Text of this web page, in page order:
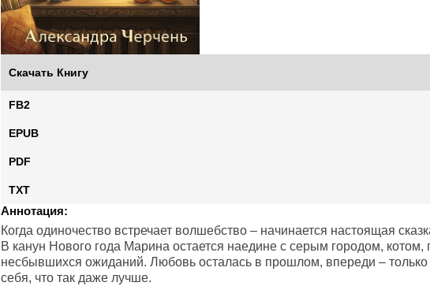
Скачать Книгу
FB2
EPUB
PDF
TXT
Аннотация:
Когда одиночество встречает волшебство – начинается настоящая
В канун Нового года Марина остается наедине с серым городом, котом,
несбывшихся ожиданий. Любовь осталась в прошлом, впереди –
себя, что так даже лучше.